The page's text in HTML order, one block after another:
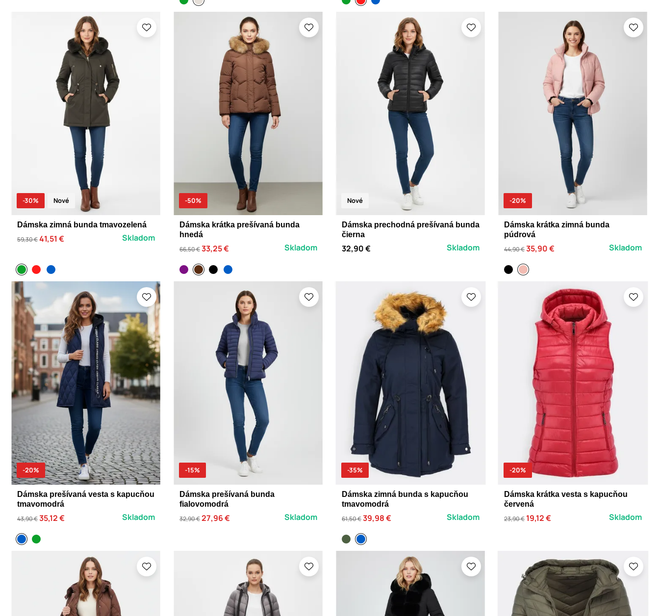
-30% Nové
Dámska zimná bunda tmavozelená
59,30 €41,51 € Skladom
-50%
Dámska krátka prešívaná bunda
hnedá
66,50 €33,25 € Skladom
Nové
Dámska prechodná prešívaná bunda
čierna
32,90 € Skladom
-20%
Dámska krátka zimná bunda
púdrová
44,90 €35,90 € Skladom
-20%
Dámska prešívaná vesta s kapucňou
tmavomodrá
43,90 €35,12 € Skladom
-15%
Dámska prešívaná bunda
fialovomodrá
32,90 €27,96 € Skladom
-35%
Dámska zimná bunda s kapucňou
tmavomodrá
61,50 €39,98 € Skladom
-20%
Dámska krátka vesta s kapucňou
červená
23,90 € 19,12 € Skladom